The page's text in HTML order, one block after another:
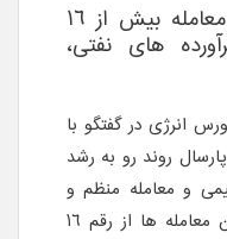
بورس انرژی پارسال میزبان معامله بیش از ١٦
های نفتی،
انرژی در گفتگو با
روند رو به رشد
و معامله منظم و
روزانه برق را داشت که ارزش این معامله ها از رقم ١٦